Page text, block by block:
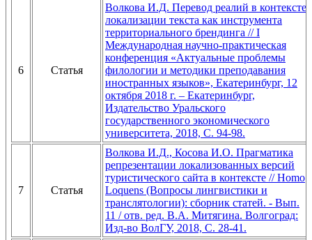
6 Статья
Волкова И.Д. Перевод реалий в контексте
локализации текста как инструмента
территориального брендинга // I
Международная научно-практическая
конференция «Актуальные проблемы
филологии и методики преподавания
иностранных языков», Екатеринбург, 12
октября 2018 г. – Екатеринбург,
Издательство Уральского
государственного экономического
университета, 2018, С. 94-98.
7 Статья
Волкова И.Д., Косова И.О. Прагматика
репрезентации локализованных версий
туристического сайта в контексте // Homo
Loquens (Вопросы лингвистики и
транслятологии): сборник статей. - Вып.
11 / отв. ред. В.А. Митягина. Волгоград:
Изд-во ВолГУ, 2018, С. 28-41.